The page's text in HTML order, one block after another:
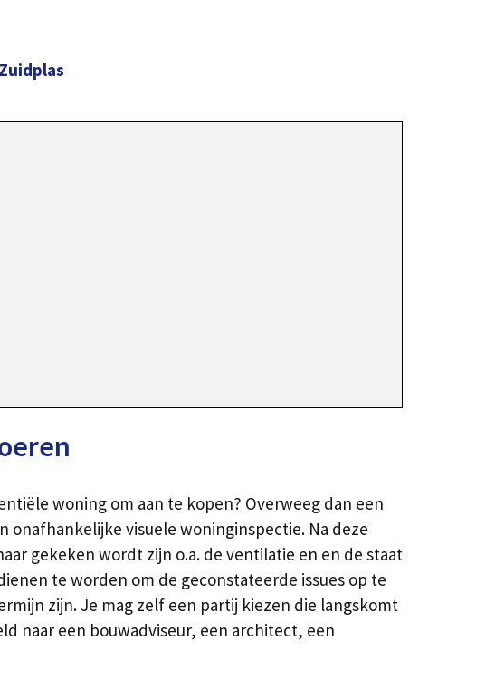
woning om aan te kopen? Overweeg dan een
onafhankelijke visuele woninginspectie. Na deze
gekeken wordt zijn o.a. de ventilatie en en de staat
te worden om de geconstateerde issues op te
zijn. Je mag zelf een partij kiezen die langskomt
naar een bouwadviseur, een architect, een